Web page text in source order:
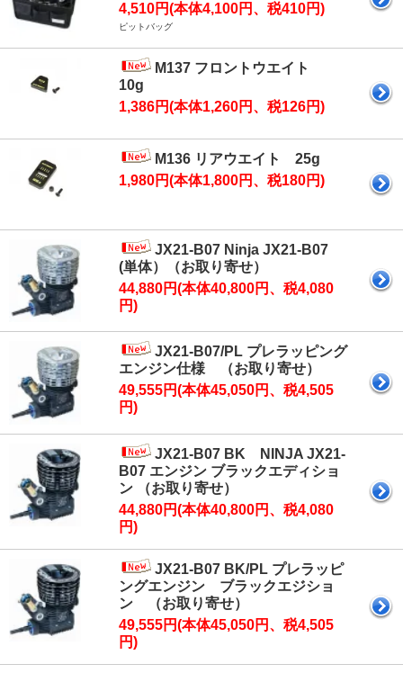
4,510円(本体4,100円、税410円)
ピットバッグ
M137 フロントウエイト
10g
1,386円(本体1,260円、税126円)
M136 リアウエイト 25g
1,980円(本体1,800円、税180円)
JX21-B07 Ninja JX21-B07
(単体）（お取り寄せ）
44,880円(本体40,800円、税4,080
円)
JX21-B07/PL プレラッピング
エンジン仕様 （お取り寄せ）
49,555円(本体45,050円、税4,505
円)
JX21-B07 BK NINJA JX21-
B07 エンジン ブラックエディショ
ン （お取り寄せ）
44,880円(本体40,800円、税4,080
円)
JX21-B07 BK/PL プレラッピ
ングエンジン ブラックエジショ
ン （お取り寄せ）
49,555円(本体45,050円、税4,505
円)